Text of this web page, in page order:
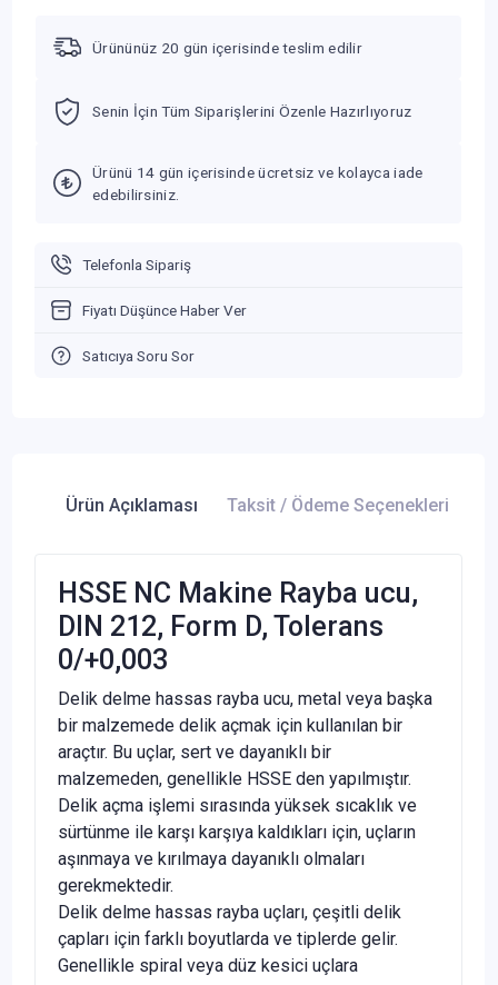
Ürününüz 20 gün içerisinde teslim edilir
Senin İçin Tüm Siparişlerini Özenle Hazırlıyoruz
Ürünü 14 gün içerisinde ücretsiz ve kolayca iade
edebilirsiniz.
Telefonla Sipariş
Fiyatı Düşünce Haber Ver
Satıcıya Soru Sor
Ürün Açıklaması Taksit / Ödeme Seçenekleri
HSSE NC Makine Rayba ucu,
DIN 212, Form D, Tolerans
0/+0,003
Delik delme hassas rayba ucu, metal veya başka
bir malzemede delik açmak için kullanılan bir
araçtır. Bu uçlar, sert ve dayanıklı bir
malzemeden, genellikle HSSE den yapılmıştır.
Delik açma işlemi sırasında yüksek sıcaklık ve
sürtünme ile karşı karşıya kaldıkları için, uçların
aşınmaya ve kırılmaya dayanıklı olmaları
gerekmektedir.
Delik delme hassas rayba uçları, çeşitli delik
çapları için farklı boyutlarda ve tiplerde gelir.
Genellikle spiral veya düz kesici uçlara